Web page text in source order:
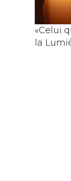
«Celui
la